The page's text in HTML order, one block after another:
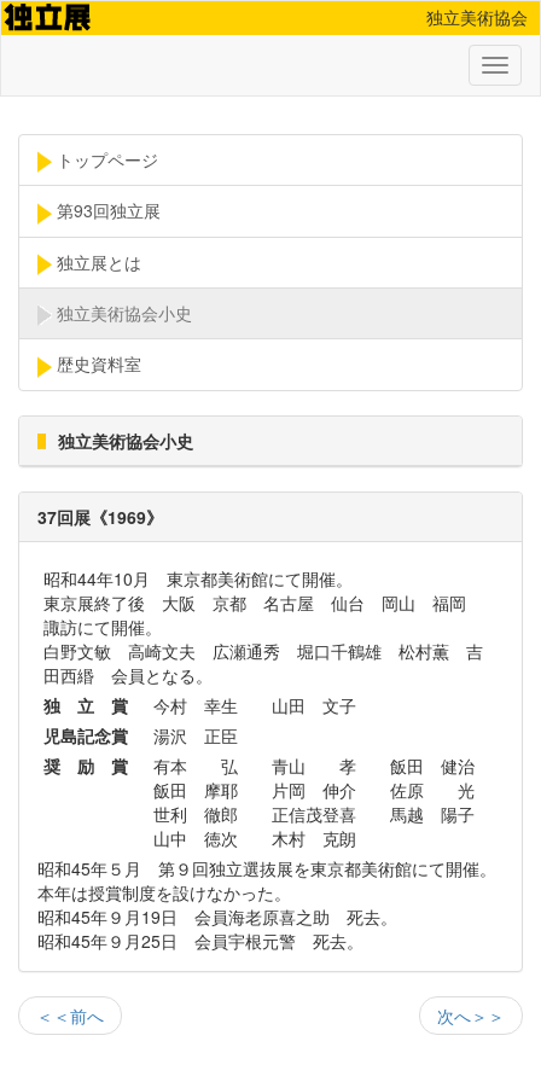
独立美術協会
トップページ
第93回独立展
独立展とは
独立美術協会小史
歴史資料室
独立美術協会小史
37回展《1969》
昭和44年10月 東京都美術館にて開催。
東京展終了後 大阪 京都 名古屋 仙台 岡山 福岡
諏訪にて開催。
白野文敏 高崎文夫 広瀬通秀 堀口千鶴雄 松村薫 吉
田西緡 会員となる。
独 立 賞
今村 幸生 山田 文子
児島記念賞
湯沢 正臣
奨 励 賞
有本 弘 青山 孝 飯田 健治
飯田 摩耶 片岡 伸介 佐原 光
世利 徹郎 正信茂登喜 馬越 陽子
山中 徳次 木村 克朗
昭和45年５月 第９回独立選抜展を東京都美術館にて開催。
本年は授賞制度を設けなかった。
昭和45年９月19日 会員海老原喜之助 死去。
昭和45年９月25日 会員宇根元警 死去。
＜＜前へ 次へ＞＞